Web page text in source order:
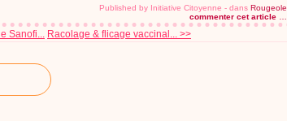
Published by Initiative Citoyenne - dans Rougeole
commenter cet article
Sanofi... Racolage & flicage vaccinal... >>